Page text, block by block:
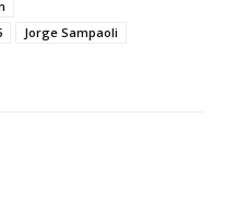
Jorge Sampaoli